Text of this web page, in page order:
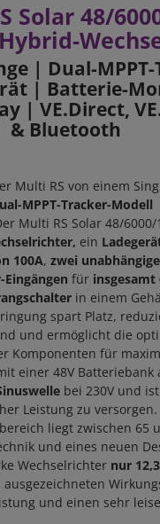
Solar 48/
| Dual-
| Batterie-
| VE.Direct,
& Bluetooth
Multi RS von einem
MPPT-Tracker-Modell
Multi RS Solar 48/
ein
100A, zwei
Eingängen für insgesamt
in einem
spart Platz,
und ermöglicht die
Komponenten für
einer 48V Batteriebank
bei 230V und
Leistung zu versorgen.
liegt zwischen 65
und eines neuen
Wechselrichter nur
und einen sehr